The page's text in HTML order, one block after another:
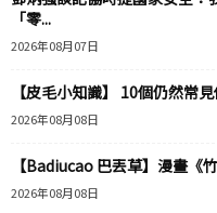
「零...
2026年08月07日
【皮毛小知識】 10個仍然常
2026年08月08日
【Badiucao 巴丟草】漫畫《
2026年08月08日